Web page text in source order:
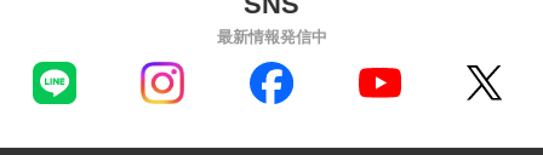
最新情報発信中